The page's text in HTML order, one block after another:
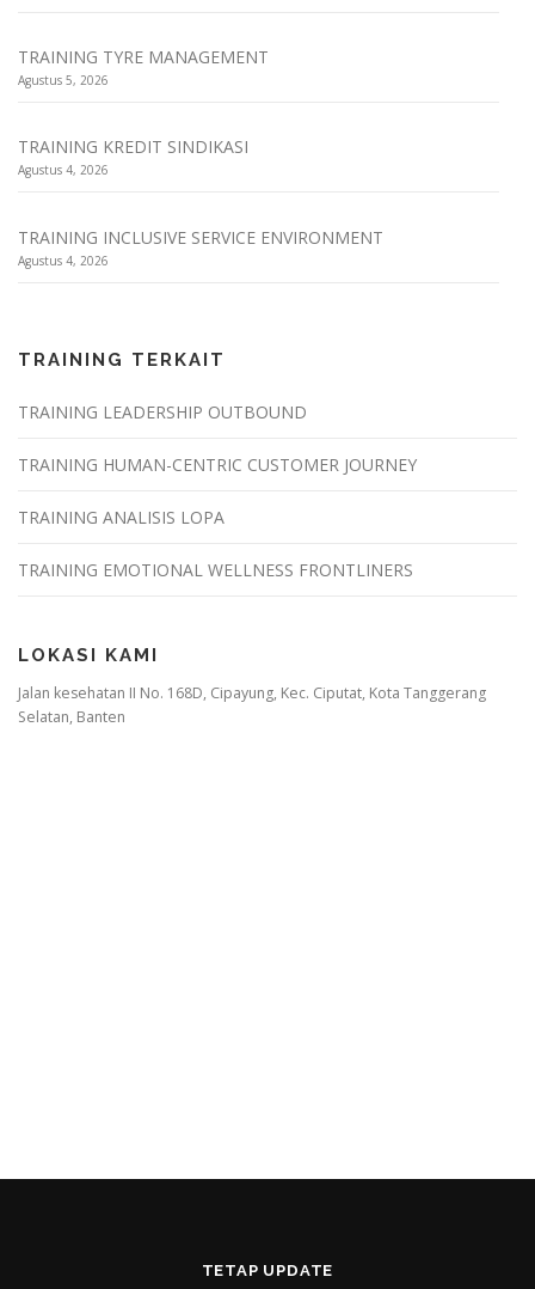
TRAINING TYRE MANAGEMENT
Agustus 5, 2026
TRAINING KREDIT SINDIKASI
Agustus 4, 2026
TRAINING INCLUSIVE SERVICE ENVIRONMENT
Agustus 4, 2026
TRAINING TERKAIT
TRAINING LEADERSHIP OUTBOUND
TRAINING HUMAN-CENTRIC CUSTOMER JOURNEY
TRAINING ANALISIS LOPA
TRAINING EMOTIONAL WELLNESS FRONTLINERS
LOKASI KAMI
Jalan kesehatan II No. 168D, Cipayung, Kec. Ciputat, Kota Tanggerang
Selatan, Banten
TETAP UPDATE